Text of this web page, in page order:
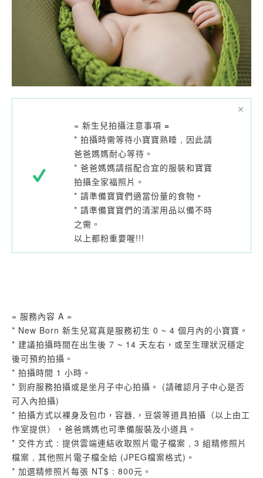
= 新生兒拍攝注意事項 =
* 拍攝時需等待小寶寶熟睡 , 因此請
爸爸媽媽耐心等待。
* 爸爸媽媽請搭配合宜的服裝和寶寶
拍攝全家福照片。
* 請準備寶寶們適當份量的食物。
* 請準備寶寶們的清潔用品以備不時
之需。
以上都粉重要喔!!!
= 服務內容 A =
* New Born 新生兒寫真是服務初生 0 ~ 4 個月內的小寶寶。
* 建議拍攝時間在出生後 7 ~ 14 天左右，或至生理狀況穩定
後可預約拍攝。
* 拍攝時間 1 小時。
* 到府服務拍攝或是坐月子中心拍攝。 (請確認月子中心是否
可入內拍攝)
* 拍攝方式以裸身及包巾，容器,，豆袋等道具拍攝（以上由工
作室提供），爸爸媽媽也可準備服裝及小道具。
* 交件方式 : 提供雲端連結收取照片電子檔案 , 3 組精修照片
檔案 , 其他照片電子檔全給 (JPEG檔案格式)。
* 加選精修照片每張 NT$ : 800元。